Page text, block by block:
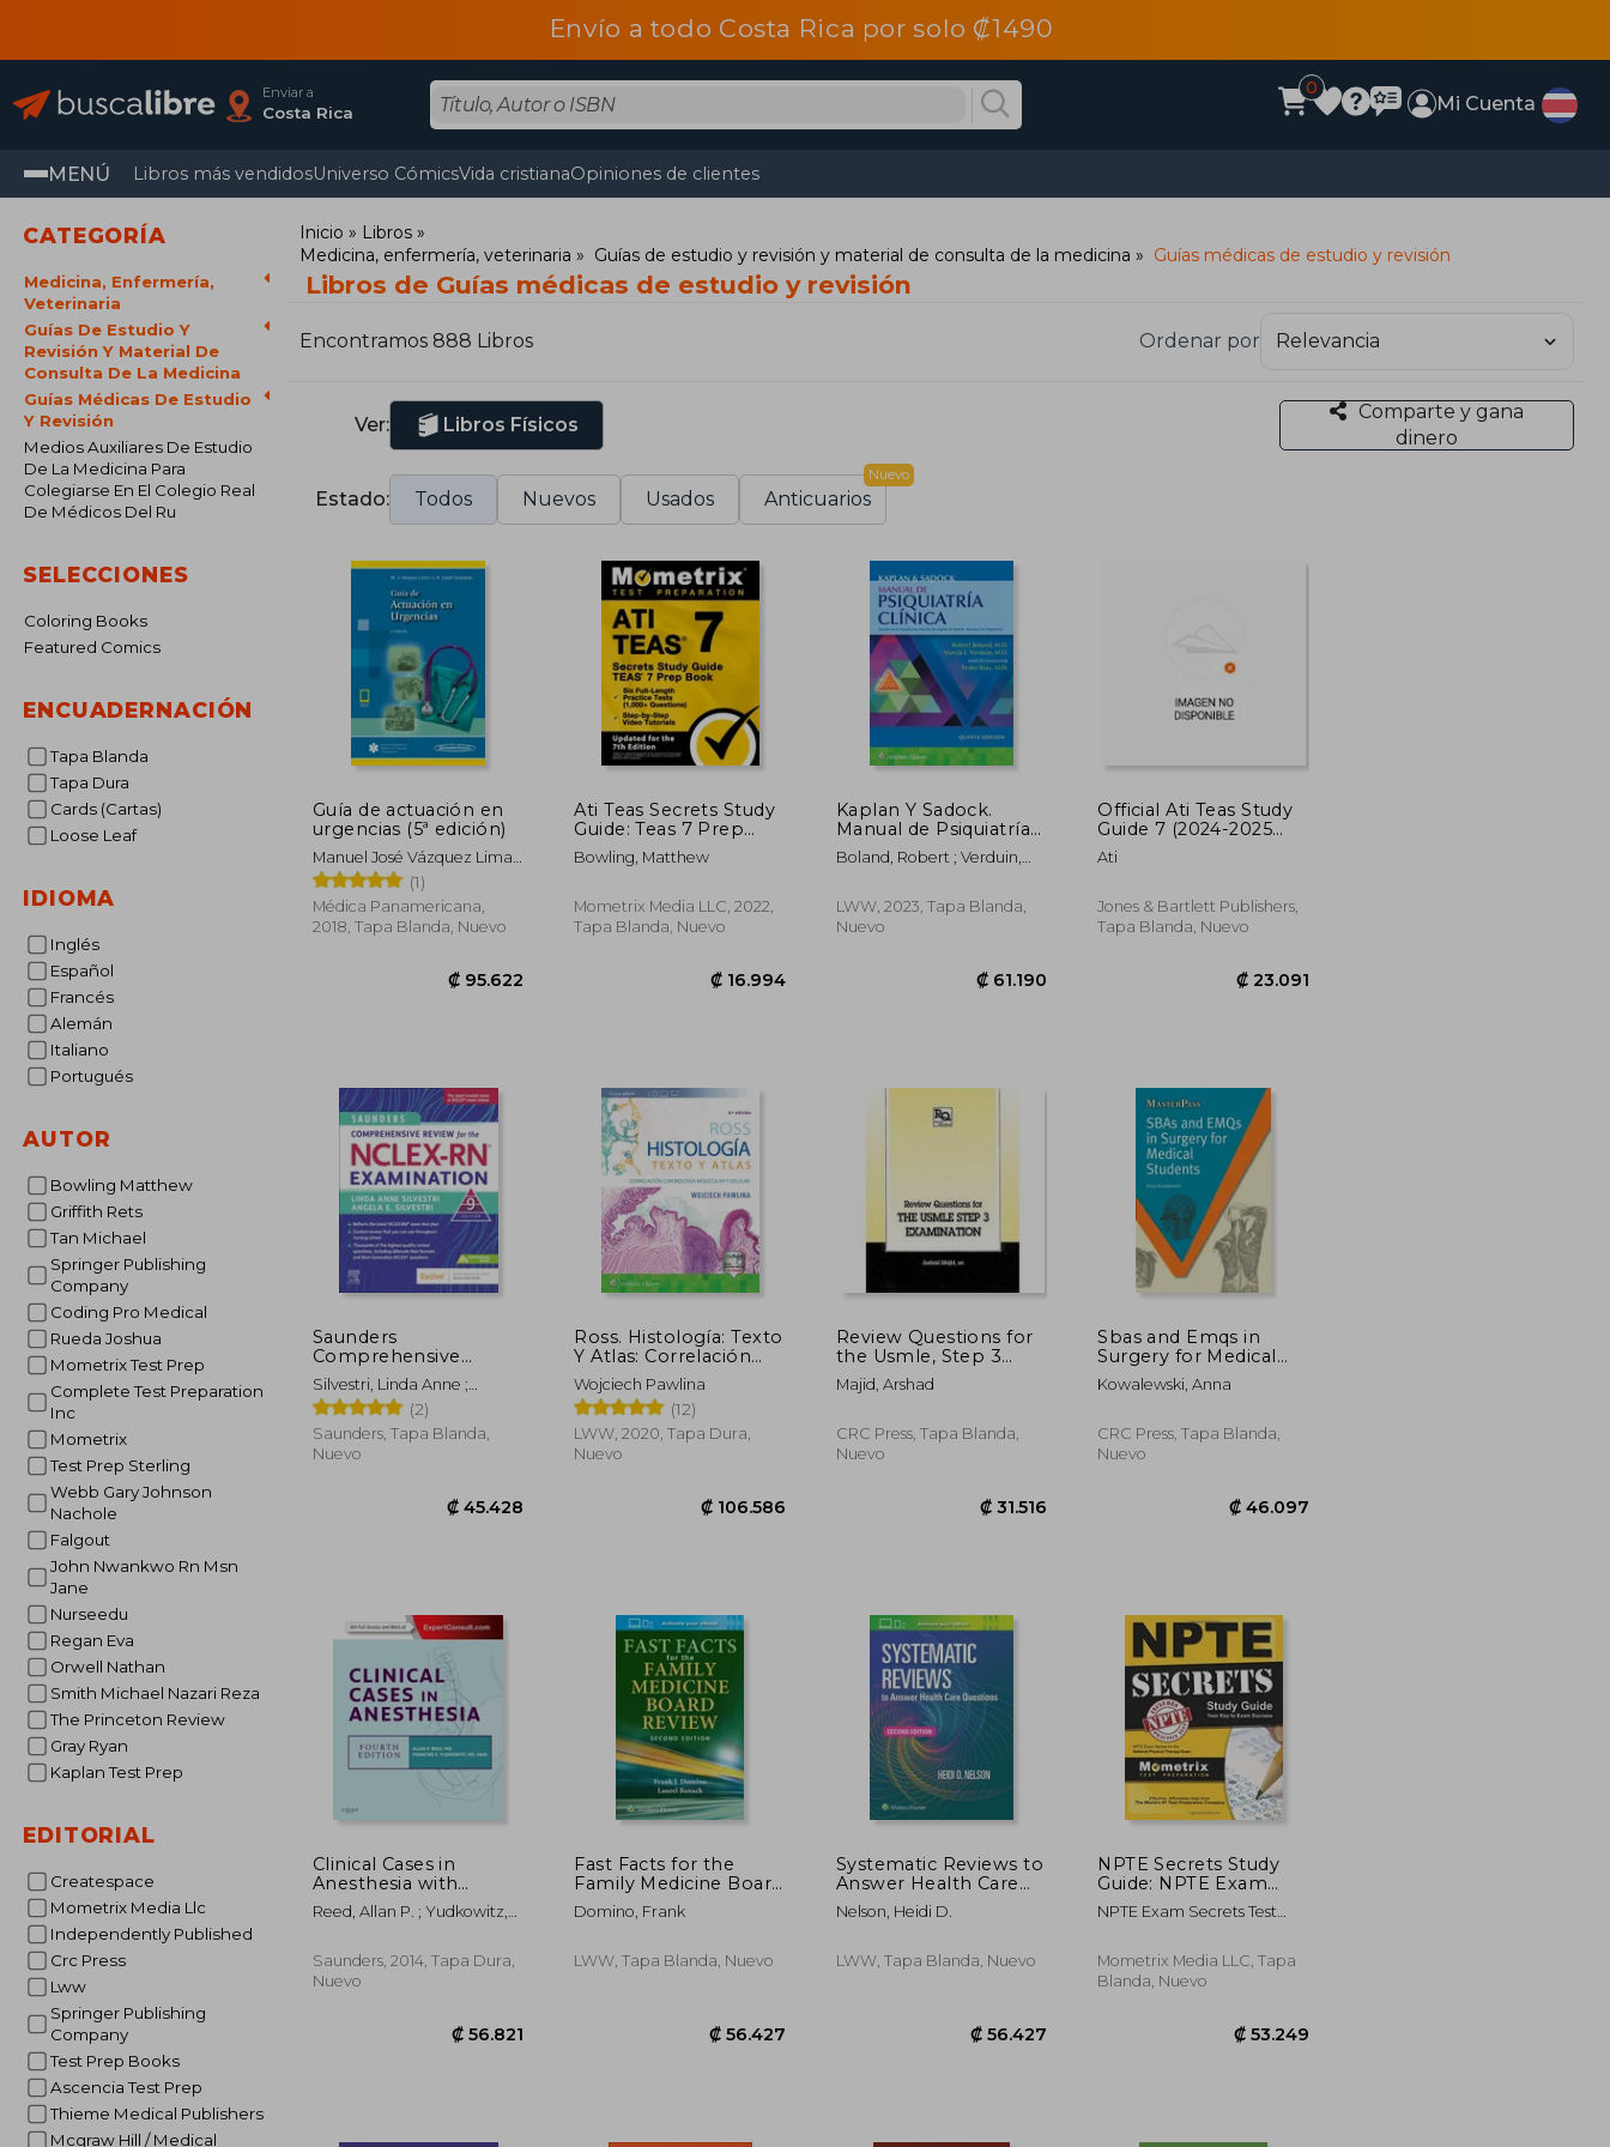
Envío a todo Costa Rica por solo ₡1490
Enviar a
Costa Rica
0
Mi Cuenta
MENÚ Libros más vendidosUniverso CómicsVida cristianaOpiniones de clientes
CATEGORÍA
Medicina, Enfermería,
Veterinaria
Guías De Estudio Y
Revisión Y Material De
Consulta De La Medicina
Guías Médicas De Estudio
Y Revisión
Medios Auxiliares De Estudio
De La Medicina Para
Colegiarse En El Colegio Real
De Médicos Del Ru
SELECCIONES
Coloring Books
Featured Comics
ENCUADERNACIÓN
Tapa Blanda
Tapa Dura
Cards (Cartas)
Loose Leaf
IDIOMA
Inglés
Español
Francés
Alemán
Italiano
Portugués
AUTOR
Bowling Matthew
Griffith Rets
Tan Michael
Springer Publishing
Company
Coding Pro Medical
Rueda Joshua
Mometrix Test Prep
Complete Test Preparation
Inc
Mometrix
Test Prep Sterling
Webb Gary Johnson
Nachole
Falgout
John Nwankwo Rn Msn
Jane
Nurseedu
Regan Eva
Orwell Nathan
Smith Michael Nazari Reza
The Princeton Review
Gray Ryan
Kaplan Test Prep
EDITORIAL
Createspace
Mometrix Media Llc
Independently Published
Crc Press
Lww
Springer Publishing
Company
Test Prep Books
Ascencia Test Prep
Thieme Medical Publishers
Mcgraw Hill / Medical
Inicio
Libros
Medicina, enfermería, veterinaria
Guías de estudio y revisión y material de consulta de la medicina Guías médicas de estudio y revisión
Libros de Guías médicas de estudio y revisión
Encontramos 888 Libros Ordenar por
Ver: Libros Físicos
Comparte y gana
dinero
Estado: Todos Nuevos Usados Anticuarios
Nuevo
Guía de actuación en
urgencias (5ª edición)
Manuel José Vázquez Lima,
José Ramón Casal Codesido
(1)
Médica Panamericana,
2018, Tapa Blanda, Nuevo
Ati Teas Secrets Study
Guide: Teas 7 Prep
Book, six Full-Length
Practice Tests (1,000+
Step Video Tutorials:
[Updated for the 7th
Bowling, Matthew
Mometrix Media LLC, 2022,
Tapa Blanda, Nuevo
Kaplan Y Sadock.
Manual de Psiquiatría
Clínica
Boland, Robert ; Verduin,
LWW, 2023, Tapa Blanda,
Nuevo
₡ 61.190
Official Ati Teas Study
Guide 7 (2024-2025
Edition) (en Inglés)
Ati
Jones & Bartlett Publishers,
Tapa Blanda, Nuevo
Saunders
Comprehensive
Review for the Nclex-
Rn® Examination (en
Inglés)
Silvestri, Linda Anne ;
Silvestri, Angela Elizabeth
(2)
Saunders, Tapa Blanda,
Nuevo
Ross. Histología: Texto
Y Atlas: Correlación
Con Biología
Molecular Y Celular
Wojciech Pawlina
(12)
LWW, 2020, Tapa Dura,
Nuevo
Review Questions for
the Usmle, Step 3
Examination (en
Inglés)
Majid, Arshad
CRC Press, Tapa Blanda,
Nuevo
₡ 31.516
Sbas and Emqs in
Surgery for Medical
Students (en Inglés)
Kowalewski, Anna
CRC Press, Tapa Blanda,
Nuevo
Clinical Cases in
Anesthesia with
Access Code (en
Inglés)
Reed, Allan P. ; Yudkowitz,
Saunders, 2014, Tapa Dura,
Nuevo
Fast Facts for the
Family Medicine Board
Review (en Inglés)
Domino, Frank
LWW, Tapa Blanda, Nuevo
Systematic Reviews to
Answer Health Care
Questions (en Inglés)
Nelson, Heidi D.
LWW, Tapa Blanda, Nuevo
NPTE Secrets Study
Guide: NPTE Exam
Review for the
National Physical
NPTE Exam Secrets Test
Mometrix Media LLC, Tapa
Blanda, Nuevo